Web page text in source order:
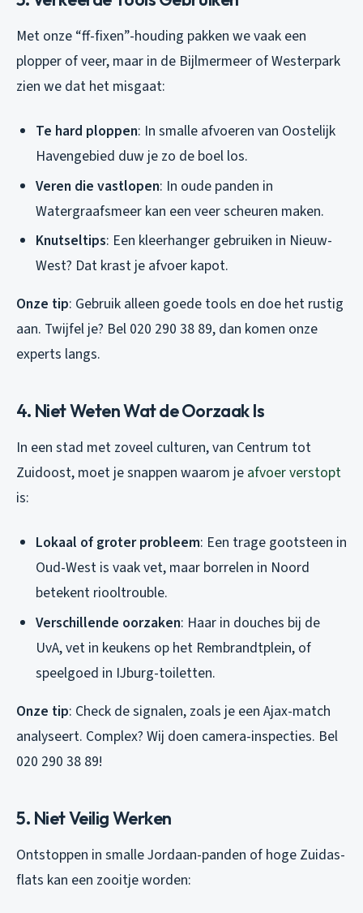
Met onze “ff-fixen”-houding pakken we vaak een
plopper of veer, maar in de Bijlmermeer of Westerpark
zien we dat het misgaat:
Te hard ploppen: In smalle afvoeren van Oostelijk
Havengebied duw je zo de boel los.
Veren die vastlopen: In oude panden in
Watergraafsmeer kan een veer scheuren maken.
Knutseltips: Een kleerhanger gebruiken in Nieuw-
West? Dat krast je afvoer kapot.
Onze tip: Gebruik alleen goede tools en doe het rustig
aan. Twijfel je? Bel 020 290 38 89, dan komen onze
experts langs.
4. Niet Weten Wat de Oorzaak Is
In een stad met zoveel culturen, van Centrum tot
Zuidoost, moet je snappen waarom je afvoer verstopt
is:
Lokaal of groter probleem: Een trage gootsteen in
Oud-West is vaak vet, maar borrelen in Noord
betekent riooltrouble.
Verschillende oorzaken: Haar in douches bij de
UvA, vet in keukens op het Rembrandtplein, of
speelgoed in IJburg-toiletten.
Onze tip: Check de signalen, zoals je een Ajax-match
analyseert. Complex? Wij doen camera-inspecties. Bel
020 290 38 89!
5. Niet Veilig Werken
Ontstoppen in smalle Jordaan-panden of hoge Zuidas-
flats kan een zooitje worden: